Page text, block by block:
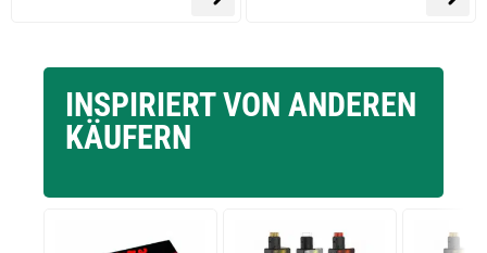
INSPIRIERT VON ANDEREN
KÄUFERN